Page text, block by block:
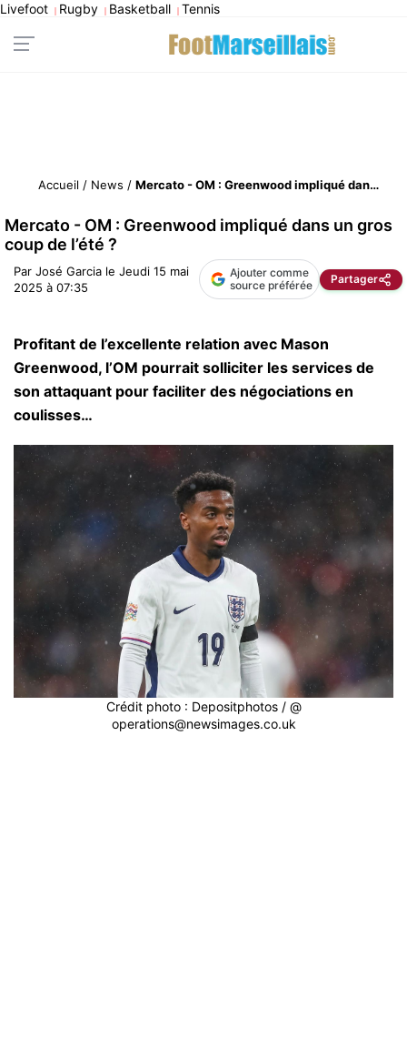
Livefoot | Rugby | Basketball | Tennis
Accueil / News / Mercato - OM : Greenwood impliqué dans un gros coup de l’été ?
Mercato - OM : Greenwood impliqué dans un gros
coup de l’été ?
Par José Garcia le Jeudi 15 mai
2025 à 07:35
Ajouter comme
source préférée
Partager
Profitant de l’excellente relation avec Mason
Greenwood, l’OM pourrait solliciter les services de
son attaquant pour faciliter des négociations en
coulisses…
Crédit photo : Depositphotos / @
operations@newsimages.co.uk